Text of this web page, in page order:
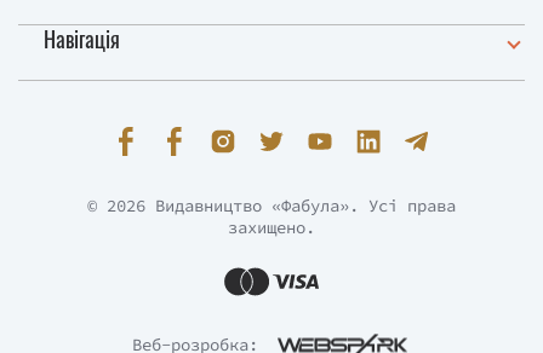
Навігація
Веб-розробка:
© 2026 Видавництво «Фабула». Усі права
захищено.